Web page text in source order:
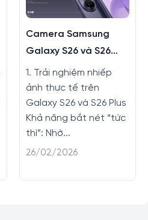
Camera Samsung
Galaxy S26 và S26
Plus có nâng cấp gì
không?
1. Trải nghiệm nhiếp
ảnh thực tế trên
Galaxy S26 và S26 Plus
Khả năng bắt nét “tức
thì”: Nhờ...
26/02/2026